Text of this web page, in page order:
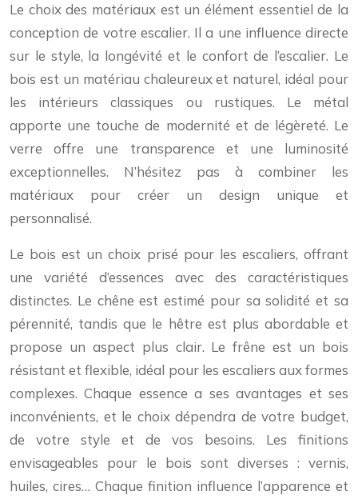
Le choix des matériaux est un élément essentiel de la
conception de votre escalier. Il a une influence directe
sur le style, la longévité et le confort de l’escalier. Le
bois est un matériau chaleureux et naturel, idéal pour
les intérieurs classiques ou rustiques. Le métal
apporte une touche de modernité et de légèreté. Le
verre offre une transparence et une luminosité
exceptionnelles. N’hésitez pas à combiner les
matériaux pour créer un design unique et
personnalisé.
Le bois est un choix prisé pour les escaliers, offrant
une variété d’essences avec des caractéristiques
distinctes. Le chêne est estimé pour sa solidité et sa
pérennité, tandis que le hêtre est plus abordable et
propose un aspect plus clair. Le frêne est un bois
résistant et flexible, idéal pour les escaliers aux formes
complexes. Chaque essence a ses avantages et ses
inconvénients, et le choix dépendra de votre budget,
de votre style et de vos besoins. Les finitions
envisageables pour le bois sont diverses : vernis,
huiles, cires… Chaque finition influence l’apparence et